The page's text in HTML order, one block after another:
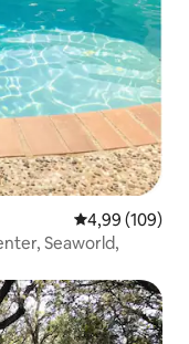
4,99 (109)
Seaworld,